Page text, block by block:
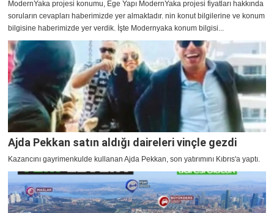
ModernYaka projesi konumu, Ege Yapı ModernYaka projesi fiyatları hakkında
soruların cevapları haberimizde yer almaktadır. nin konut bilgilerine ve konum
bilgisine haberimizde yer verdik. İşte Modernyaka konum bilgisi...
Ajda Pekkan satın aldığı daireleri vinçle gezdi
Kazancını gayrimenkulde kullanan Ajda Pekkan, son yatırımını Kıbrıs'a yaptı.